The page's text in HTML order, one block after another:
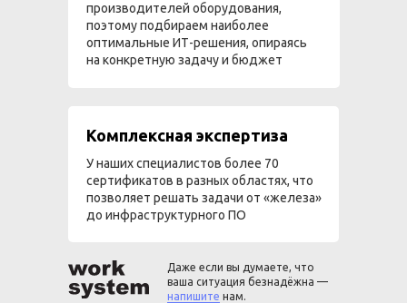
производителей оборудования,
поэтому подбираем наиболее
оптимальные ИТ-решения, опираясь
на конкретную задачу и бюджет
Комплексная экспертиза
У наших специалистов более 70
сертификатов в разных областях, что
позволяет решать задачи от «железа»
до инфраструктурного ПО
Даже если вы думаете, что
ваша ситуация безнадёжна —
напишите нам.